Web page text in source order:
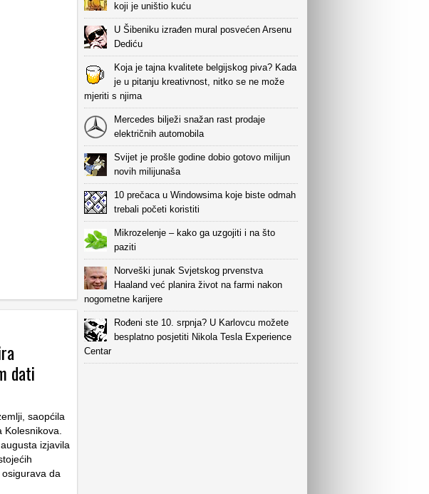
dati
saopćila
izjavila
da
koji je uništio kuću
U Šibeniku izrađen mural posvećen Arsenu
Dediću
Koja je tajna kvalitete belgijskog piva? Kada
je u pitanju kreativnost, nitko se ne može
mjeriti s njima
Mercedes bilježi snažan rast prodaje
električnih automobila
Svijet je prošle godine dobio gotovo milijun
novih milijunaša
10 prečaca u Windowsima koje biste odmah
trebali početi koristiti
Mikrozelenje – kako ga uzgojiti i na što
paziti
Norveški junak Svjetskog prvenstva
Haaland već planira život na farmi nakon
nogometne karijere
Rođeni ste 10. srpnja? U Karlovcu možete
besplatno posjetiti Nikola Tesla Experience
Centar